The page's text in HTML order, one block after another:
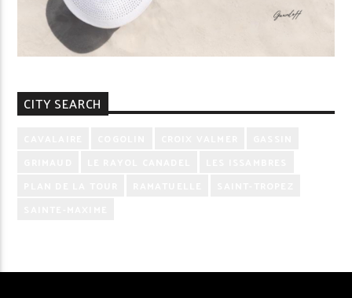
CITY SEARCH